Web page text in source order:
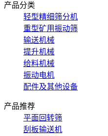
产品分类
轻型精细筛分机
重型矿用振动筛
输送机械
提升机械
给料机械
振动电机
配件及其他设备
产品推荐
平面回转筛
刮板输送机